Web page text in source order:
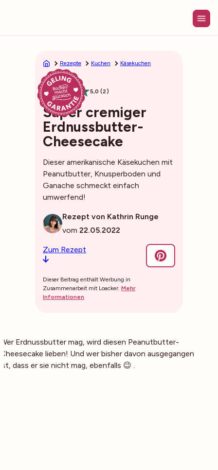
Rezepte Kuchen Käsekuchen
1h30min 5,0 (2)
Super cremiger
Erdnussbutter-
Cheesecake
Dieser amerikanische Käsekuchen mit
Peanutbutter, Knusperboden und
Ganache schmeckt einfach
umwerfend!
Rezept von Kathrin Runge
vom 22.05.2022
Zum Rezept
Dieser Beitrag enthält Werbung in
Zusammenarbeit mit Loacker. Mehr
Informationen
Wer Erdnussbutter mag, wird diesen Peanutbutter-
Cheesecake lieben! Und wer bisher davon ausgegangen
ist, dass er sie nicht mag, ebenfalls 😉 .